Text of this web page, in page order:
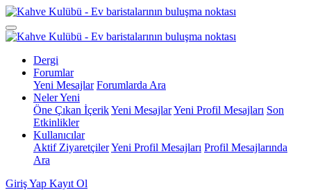
Dergi
Forumlar
Yeni Mesajlar Forumlarda Ara
Neler Yeni
Öne Çıkan İçerikYeni MesajlarYeni Profil Mesajları Son
Etkinlikler
Kullanıcılar
Aktif ZiyaretçilerYeni Profil Mesajları Profil Mesajlarında
Ara
Giriş Yap Kayıt Ol